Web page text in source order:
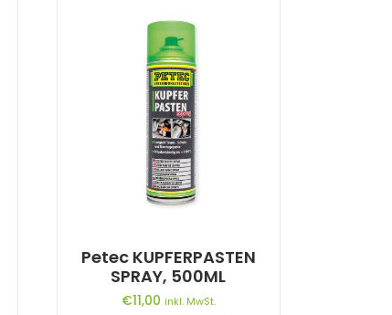
Petec KUPFERPASTEN
SPRAY, 500ML
€11,00 inkl. MwSt.